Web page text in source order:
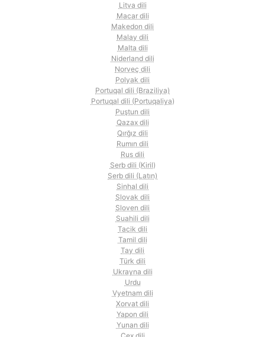
Litva dili
Macar dili
Makedon dili
Malay dili
Malta dili
Niderland dili
Norveç dili
Polyak dili
Portuqal dili (Braziliya)
Portuqal dili (Portuqaliya)
Puştun dili
Qazax dili
Qırğız dili
Rumın dili
Rus dili
Serb dili (Kiril)
Serb dili (Latın)
Sinhal dili
Slovak dili
Sloven dili
Suahili dili
Tacik dili
Tamil dili
Tay dili
Türk dili
Ukrayna dili
Urdu
Vyetnam dili
Xorvat dili
Yapon dili
Yunan dili